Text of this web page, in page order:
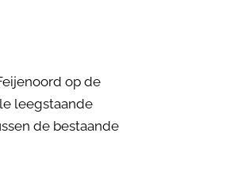
op de
leegstaande
de bestaande